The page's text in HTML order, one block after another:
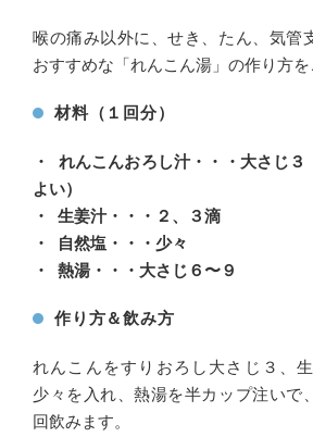
喉の痛み以外に、せき、たん、気管
おすすめな「れんこん湯」の作り方を
材料（１回分）
・ れんこんおろし汁・・・大さじ３
よい）
・ 生姜汁・・・２、３滴
・ 自然塩・・・少々
・ 熱湯・・・大さじ６〜９
作り方＆飲み方
れんこんをすりおろし大さじ３、
少々を入れ、熱湯を半カップ注いで
回飲みます。